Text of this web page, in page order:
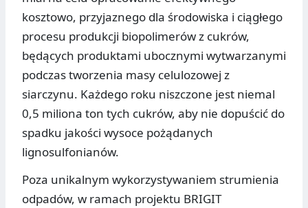
kosztowo, przyjaznego dla środowiska i ciągłego
procesu produkcji biopolimerów z cukrów,
będących produktami ubocznymi wytwarzanymi
podczas tworzenia masy celulozowej z
siarczynu. Każdego roku niszczone jest niemal
0,5 miliona ton tych cukrów, aby nie dopuścić do
spadku jakości wysoce pożądanych
lignosulfonianów.
Poza unikalnym wykorzystywaniem strumienia
odpadów, w ramach projektu BRIGIT